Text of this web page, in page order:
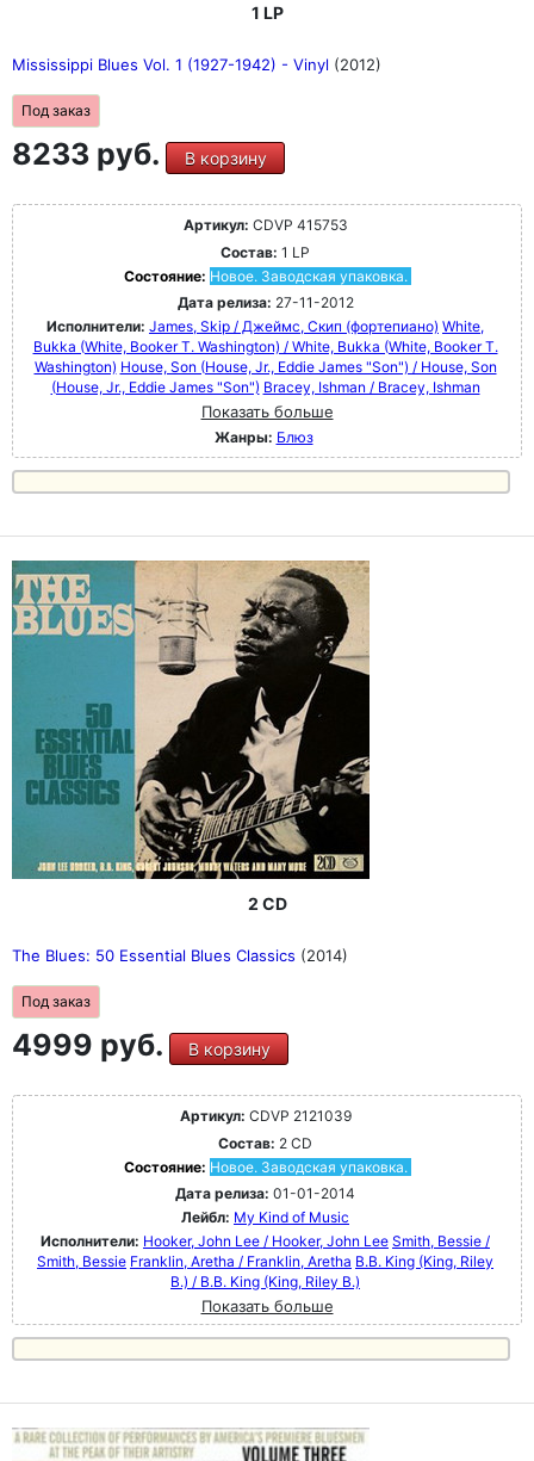
1 LP
Mississippi Blues Vol. 1 (1927-1942) - Vinyl (2012)
Под заказ
8233 руб. В корзину
Артикул: CDVP 415753
Состав: 1 LP
Состояние: Новое. Заводская упаковка.
Дата релиза: 27-11-2012
Исполнители: James, Skip / Джеймс, Скип (фортепиано) White,
Bukka (White, Booker T. Washington) / White, Bukka (White, Booker T.
Washington) House, Son (House, Jr., Eddie James "Son") / House, Son
(House, Jr., Eddie James "Son") Bracey, Ishman / Bracey, Ishman
Показать больше
Жанры: Блюз
2 CD
The Blues: 50 Essential Blues Classics (2014)
Под заказ
4999 руб. В корзину
Артикул: CDVP 2121039
Состав: 2 CD
Состояние: Новое. Заводская упаковка.
Дата релиза: 01-01-2014
Лейбл: My Kind of Music
Исполнители: Hooker, John Lee / Hooker, John Lee Smith, Bessie /
Smith, Bessie Franklin, Aretha / Franklin, Aretha B.B. King (King, Riley
B.) / B.B. King (King, Riley B.)
Показать больше